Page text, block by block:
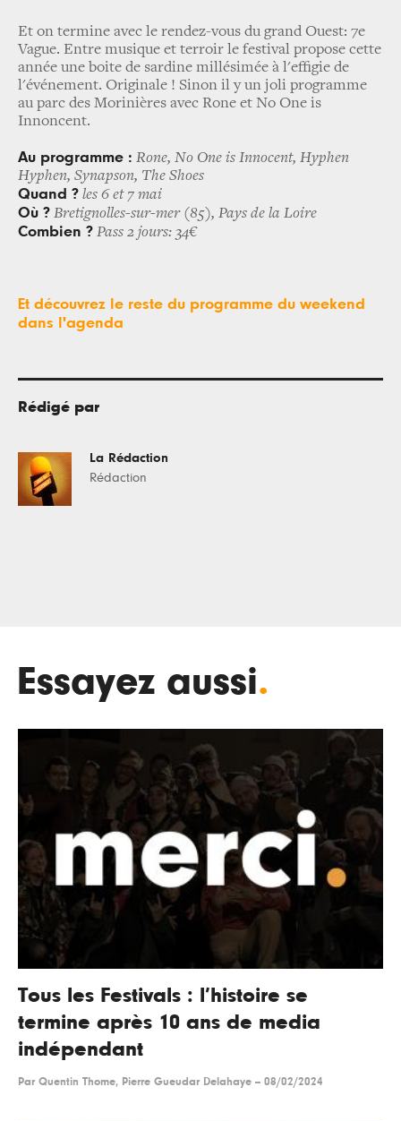
Et on termine avec le rendez-vous du grand Ouest: 7e
Vague. Entre musique et terroir le festival propose cette
année une boite de sardine millésimée à l'effigie de
l'événement. Originale ! Sinon il y un joli programme
au parc des Morinières avec Rone et No One is
Innoncent.
Au programme : Rone, No One is Innocent, Hyphen
Hyphen, Synapson, The Shoes
Quand ? les 6 et 7 mai
Où ? Bretignolles-sur-mer (85), Pays de la Loire
Combien ? Pass 2 jours: 34€
Et découvrez le reste du programme du weekend
dans l'agenda
Rédigé par
La Rédaction
Rédaction
Essayez aussi.
Tous les Festivals : l’histoire se
termine après 10 ans de media
indépendant
Par Quentin Thome, Pierre Gueudar Delahaye -- 08/02/2024